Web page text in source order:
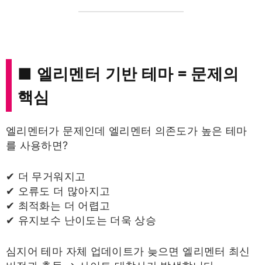
■ 엘리멘터 기반 테마 = 문제의
핵심
엘리멘터가 문제인데 엘리멘터 의존도가 높은 테마
를 사용하면?
✔ 더 무거워지고
✔ 오류도 더 많아지고
✔ 최적화는 더 어렵고
✔ 유지보수 난이도는 더욱 상승
심지어 테마 자체 업데이트가 늦으면 엘리멘터 최신